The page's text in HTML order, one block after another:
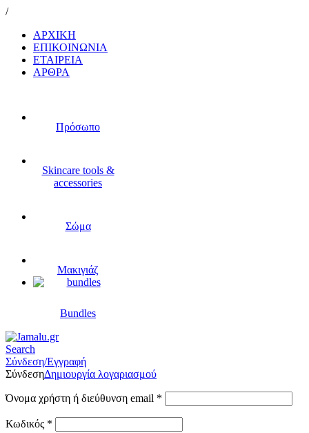
/
ΑΡΧΙΚΗ
ΕΠΙΚΟΙΝΩΝΙΑ
ΕΤΑΙΡΕΙΑ
ΑΡΘΡΑ
Πρόσωπο
Skincare tools &
accessories
Σώμα
Μακιγιάζ
Bundles
Search
Σύνδεση/Εγγραφή
ΣύνδεσηΔημιουργία λογαριασμού
Όνομα χρήστη ή διεύθυνση email *
Κωδικός *